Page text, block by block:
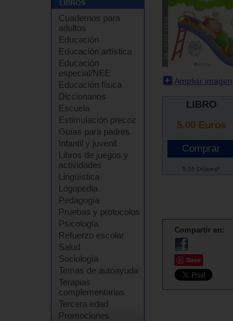
Cuadernos para
adultos
Educación
Educación artística
Educación
especial/NEE
Educación física
Diccionarios
Escuela
Estimulación precoz
Guías para padres
Infantil y juvenil
Libros de juegos y
actividades
Lingüística
Logopedia
Pedagogía
Pruebas y protocolos
Psicología
Refuerzo escolar
Salud
Sociología
Temas de autoayuda
Terapias
complementarias
Tercera edad
Promociones
Ampliar imagen
LIBRO
5.00 Euros
5.55 Dólares*
Compartir en:
Save